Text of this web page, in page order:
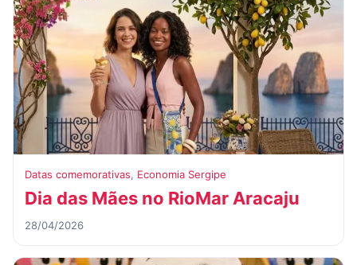
Datas comemorativas, Economia Sergipe
Dia das Mães no RioMar Aracaju
28/04/2026